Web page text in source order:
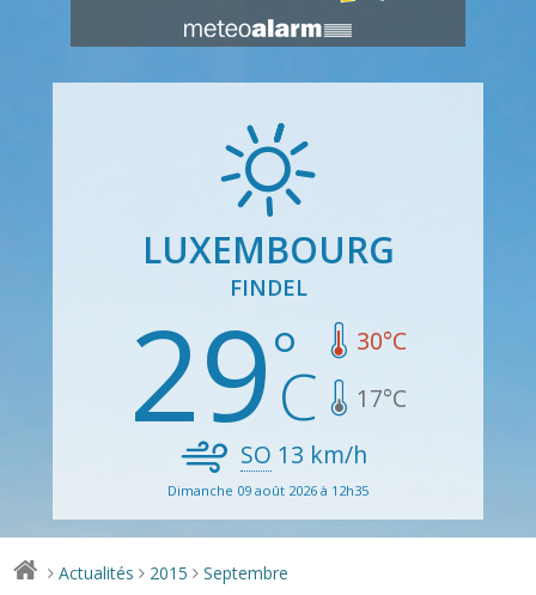
LUXEMBOURG
FINDEL
29 30°C
17°C
SO 13 km/h
Dimanche 09 août 2026 à 12h35
> Actualités > 2015 > Septembre